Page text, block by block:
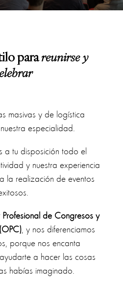
parareunirse y
masivas y de logística
especialidad.
a tu disposición todo el
y nuestra experiencia
la realización de eventos
de Congresos y
, y nos diferenciamos
porque nos encanta
a hacer las cosas
habías imaginado.